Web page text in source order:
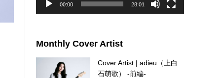
00:00 28:01
Monthly Cover Artist
Cover Artist | adieu（上白
石萌歌） -前編-